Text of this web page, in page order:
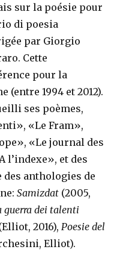
sur la poésie pour
di poesia
par Giorgio
Cette
pour la
1994 et 2012).
ses poèmes,
«Le Fram»,
«Le journal des
l’indexe», et des
anthologies de
Samizdat (2005,
guerra dei talenti
2016), Poesie del
Elliot).